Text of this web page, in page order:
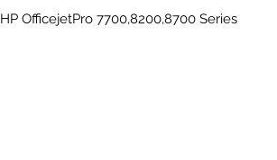
HP OfficejetPro 7700,8200,8700 Series